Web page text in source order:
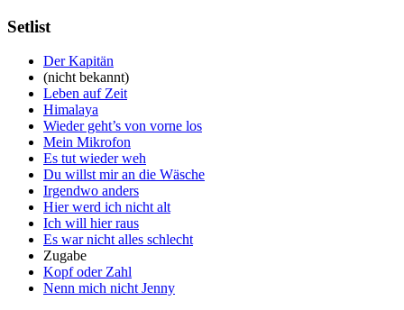
Setlist
Der Kapitän
(nicht bekannt)
Leben auf Zeit
Himalaya
Wieder geht’s von vorne los
Mein Mikrofon
Es tut wieder weh
Du willst mir an die Wäsche
Irgendwo anders
Hier werd ich nicht alt
Ich will hier raus
Es war nicht alles schlecht
Zugabe
Kopf oder Zahl
Nenn mich nicht Jenny